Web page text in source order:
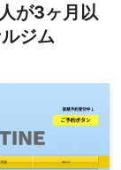
が3ヶ月以
ジム